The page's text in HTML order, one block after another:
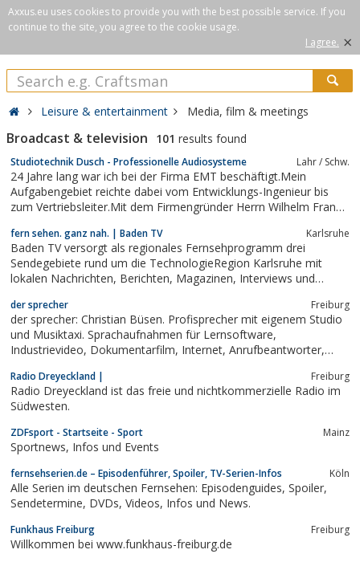
Axxus.eu uses cookies to provide you with the best possible service. If you
continue to the site, you agree to the cookie usage.
I agree. ×
Leisure & entertainment Media, film & meetings
Broadcast & television 101 results found
Studiotechnik Dusch - Professionelle Audiosysteme Lahr / Schw.
24 Jahre lang war ich bei der Firma EMT beschäftigt.Mein
Aufgabengebiet reichte dabei vom Entwicklungs-Ingenieur bis
zum Vertriebsleiter.Mit dem Firmengründer Herrn Wilhelm Franz
Schallplattenabspielmaschinen betrieben.Für diese Zeit bin ich
sehr dankbar, und ich möchte sie auch nicht...
fern sehen. ganz nah. | Baden TV Karlsruhe
Baden TV versorgt als regionales Fernsehprogramm drei
Sendegebiete rund um die TechnologieRegion Karlsruhe mit
lokalen Nachrichten, Berichten, Magazinen, Interviews und
– Immer sind die Baden TV Reporter ganz nah am Geschehen!
Nichts ist bewegender als das...
der sprecher Freiburg
der sprecher: Christian Büsen. Profisprecher mit eigenem Studio
und Musiktaxi. Sprachaufnahmen für Lernsoftware,
Industrievideo, Dokumentarfilm, Internet, Anrufbeantworter,
Hörbeispiele online.
Radio Dreyeckland | Freiburg
Radio Dreyeckland ist das freie und nichtkommerzielle Radio im
Südwesten.
ZDFsport - Startseite - Sport Mainz
Sportnews, Infos und Events
fernsehserien.de – Episodenführer, Spoiler, TV-Serien-Infos Köln
Alle Serien im deutschen Fernsehen: Episodenguides, Spoiler,
Sendetermine, DVDs, Videos, Infos und News.
Funkhaus Freiburg Freiburg
Willkommen bei www.funkhaus-freiburg.de